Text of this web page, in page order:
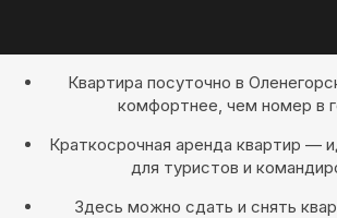
Квартира посуточно в
комфортнее, чем номер в
Краткосрочная аренда квартир —
для туристов и
Здесь можно сдать и снять